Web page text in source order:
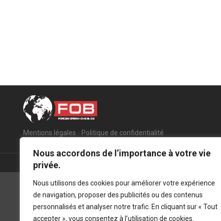
Nous accordons de l’importance à votre vie
privée.
Nous utilisons des cookies pour améliorer votre expérience
de navigation, proposer des publicités ou des contenus
personnalisés et analyser notre trafic. En cliquant sur « Tout
accepter », vous consentez à l’utilisation de cookies.
Mentions légales - Politique de confidentialité